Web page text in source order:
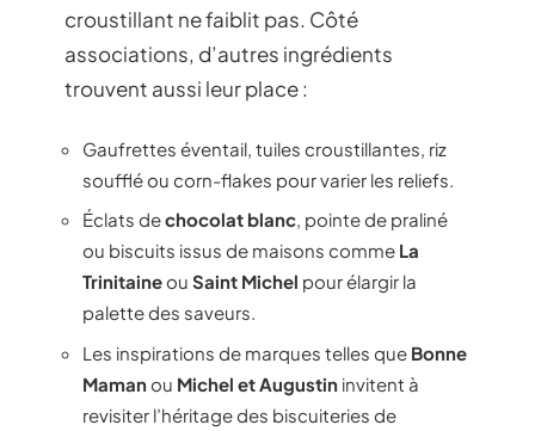
croustillant ne faiblit pas. Côté
associations, d’autres ingrédients
trouvent aussi leur place :
Gaufrettes éventail, tuiles croustillantes, riz
soufflé ou corn-flakes pour varier les reliefs.
Éclats dechocolat blanc, pointe de praliné
ou biscuits issus de maisons comme La
Trinitaineou Saint Michel pour élargir la
palette des saveurs.
Les inspirations de marques telles que Bonne
Mamanou Michel et Augustin invitent à
revisiter l’héritage des biscuiteries de